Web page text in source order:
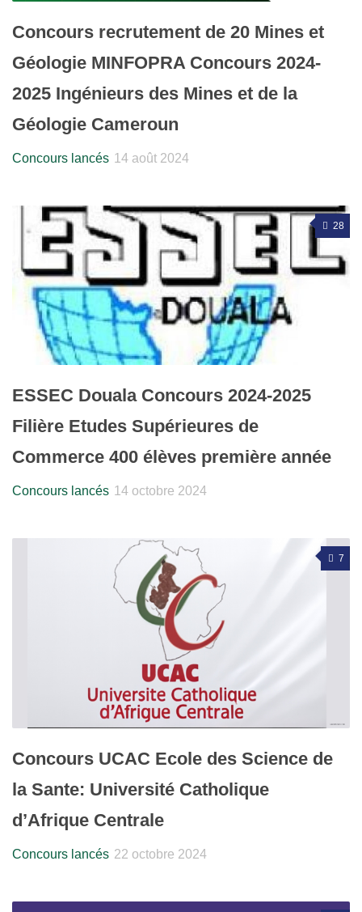
Concours recrutement de 20 Mines et
Géologie MINFOPRA Concours 2024-
2025 Ingénieurs des Mines et de la
Géologie Cameroun
Concours lancés 14 août 2024
28
ESSEC Douala Concours 2024-2025
Filière Etudes Supérieures de
Commerce 400 élèves première année
Concours lancés 14 octobre 2024
7
Concours UCAC Ecole des Science de
la Sante: Université Catholique
d’Afrique Centrale
Concours lancés 22 octobre 2024